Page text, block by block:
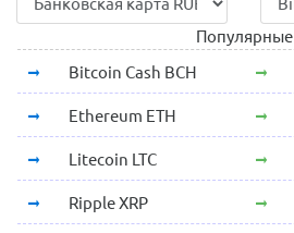
Популярные
Bitcoin Cash BCH
Ethereum ETH
Litecoin LTC
Ripple XRP